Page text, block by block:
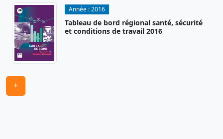
Année :2016
Tableau de bord régional santé, sécurité
et conditions de travail 2016
+